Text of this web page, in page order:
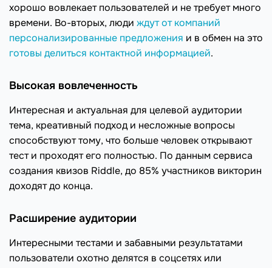
хорошо вовлекает пользователей и не требует много
времени. Во-вторых, люди ждут от компаний
персонализированные предложения и в обмен на это
готовы делиться контактной информацией.
Высокая вовлеченность
Интересная и актуальная для целевой аудитории
тема, креативный подход и несложные вопросы
способствуют тому, что больше человек открывают
тест и проходят его полностью. По данным сервиса
создания квизов Riddle, до 85% участников викторин
доходят до конца.
Расширение аудитории
Интересными тестами и забавными результатами
пользователи охотно делятся в соцсетях или